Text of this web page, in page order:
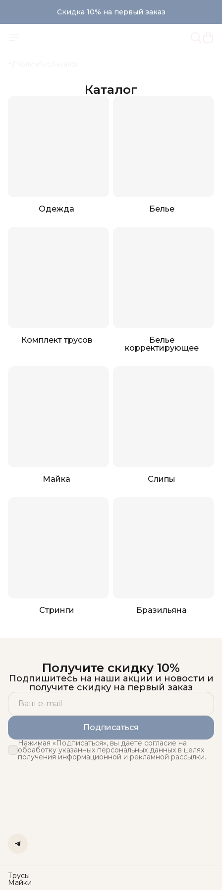
Скидка 10% на первый заказ
Каталог
Одежда Белье
Комплект трусов
Белье
корректирующее
Майка Слипы
Стринги Бразильяна
Получите скидку 10%
Подпишитесь на наши акции и новости и
получите скидку на первый заказ
Подписаться
Нажимая «Подписаться», вы даете согласие на
обработку указанных персональных данных в целях
получения информационной и рекламной рассылки.
Трусы
Майки